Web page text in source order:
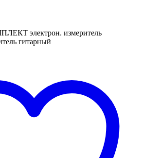
электрон. измеритель
гитарный